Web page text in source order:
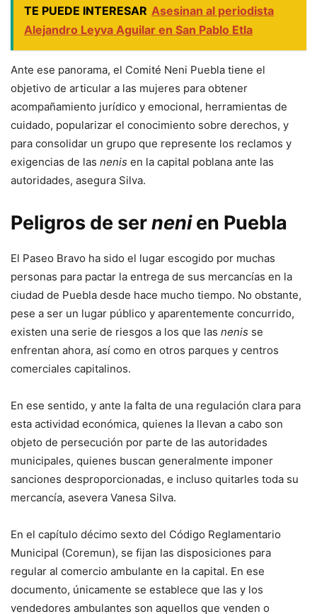
TE PUEDE INTERESAR Asesinan al periodista
Alejandro Leyva Aguilar en San Pablo Etla
Ante ese panorama, el Comité Neni Puebla tiene el
objetivo de articular a las mujeres para obtener
acompañamiento jurídico y emocional, herramientas de
cuidado, popularizar el conocimiento sobre derechos, y
para consolidar un grupo que represente los reclamos y
exigencias de las nenis en la capital poblana ante las
autoridades, asegura Silva.
Peligros de sernenien Puebla
El Paseo Bravo ha sido el lugar escogido por muchas
personas para pactar la entrega de sus mercancías en la
ciudad de Puebla desde hace mucho tiempo. No obstante,
pese a ser un lugar público y aparentemente concurrido,
existen una serie de riesgos a los que las nenis se
enfrentan ahora, así como en otros parques y centros
comerciales capitalinos.
En ese sentido, y ante la falta de una regulación clara para
esta actividad económica, quienes la llevan a cabo son
objeto de persecución por parte de las autoridades
municipales, quienes buscan generalmente imponer
sanciones desproporcionadas, e incluso quitarles toda su
mercancía, asevera Vanesa Silva.
En el capítulo décimo sexto del Código Reglamentario
Municipal (Coremun), se fijan las disposiciones para
regular al comercio ambulante en la capital. En ese
documento, únicamente se establece que las y los
vendedores ambulantes son aquellos que venden o